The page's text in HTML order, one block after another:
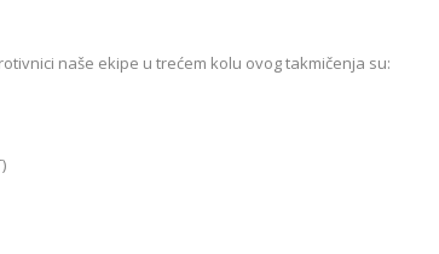
naše ekipe u trećem kolu ovog takmičenja su: